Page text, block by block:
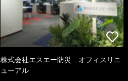
株式会社エスエー防災 オフィスリニ
ューアル